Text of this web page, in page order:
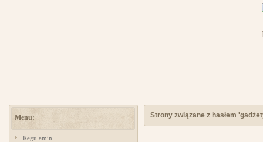
Menu:
Regulamin
Strony związane z hasłem